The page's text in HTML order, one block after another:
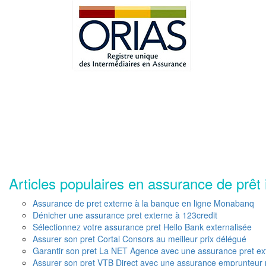
Articles populaires en assurance de prêt
Assurance de pret externe à la banque en ligne Monabanq
Dénicher une assurance pret externe à 123credit
Sélectionnez votre assurance pret Hello Bank externalisée
Assurer son pret Cortal Consors au meilleur prix délégué
Garantir son pret La NET Agence avec une assurance pret
Assurer son pret VTB Direct avec une assurance emprunteur